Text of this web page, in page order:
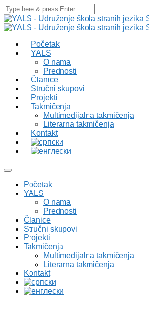
Početak
YALS
O nama
Prednosti
Članice
Stručni skupovi
Projekti
Takmičenja
Multimedijalna takmičenja
Literarna takmičenja
Kontakt
Početak
YALS
O nama
Prednosti
Članice
Stručni skupovi
Projekti
Takmičenja
Multimedijalna takmičenja
Literarna takmičenja
Kontakt